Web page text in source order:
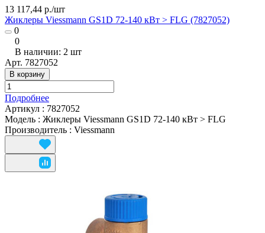
13 117,44 р./шт
Жиклеры Viessmann GS1D 72-140 кВт > FLG (7827052)
0
0
В наличии: 2 шт
Арт. 7827052
В корзину
Подробнее
Артикул : 7827052
Модель : Жиклеры Viessmann GS1D 72-140 кВт > FLG
Производитель : Viessmann